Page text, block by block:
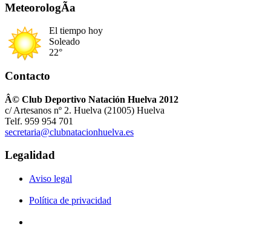
MeteorologÃ­a
El tiempo hoy
Soleado
22°
Contacto
Â© Club Deportivo Natación Huelva 2012
c/ Artesanos nº 2. Huelva (21005) Huelva
Telf. 959 954 701
secretaria@clubnatacionhuelva.es
Legalidad
Aviso legal
Política de privacidad